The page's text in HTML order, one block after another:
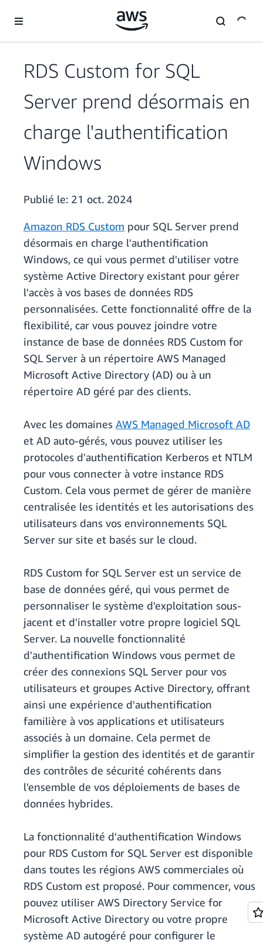
RDS Custom for SQL
Server prend désormais en
charge l'authentification
Windows
Publié le: 21 oct. 2024
Amazon RDS Custom pour SQL Server prend
désormais en charge l'authentification
Windows, ce qui vous permet d'utiliser votre
système Active Directory existant pour gérer
l'accès à vos bases de données RDS
personnalisées. Cette fonctionnalité offre de la
flexibilité, car vous pouvez joindre votre
instance de base de données RDS Custom for
SQL Server à un répertoire AWS Managed
Microsoft Active Directory (AD) ou à un
répertoire AD géré par des clients.
Avec les domaines AWS Managed Microsoft AD
et AD auto-gérés, vous pouvez utiliser les
protocoles d'authentification Kerberos et NTLM
pour vous connecter à votre instance RDS
Custom. Cela vous permet de gérer de manière
centralisée les identités et les autorisations des
utilisateurs dans vos environnements SQL
Server sur site et basés sur le cloud.
RDS Custom for SQL Server est un service de
base de données géré, qui vous permet de
personnaliser le système d'exploitation sous-
jacent et d'installer votre propre logiciel SQL
Server. La nouvelle fonctionnalité
d'authentification Windows vous permet de
créer des connexions SQL Server pour vos
utilisateurs et groupes Active Directory, offrant
ainsi une expérience d'authentification
familière à vos applications et utilisateurs
associés à un domaine. Cela permet de
simplifier la gestion des identités et de garantir
des contrôles de sécurité cohérents dans
l'ensemble de vos déploiements de bases de
données hybrides.
La fonctionnalité d'authentification Windows
pour RDS Custom for SQL Server est disponible
dans toutes les régions AWS commerciales où
RDS Custom est proposé. Pour commencer, vous
pouvez utiliser AWS Directory Service for
Microsoft Active Directory ou votre propre
système AD autogéré pour configurer le